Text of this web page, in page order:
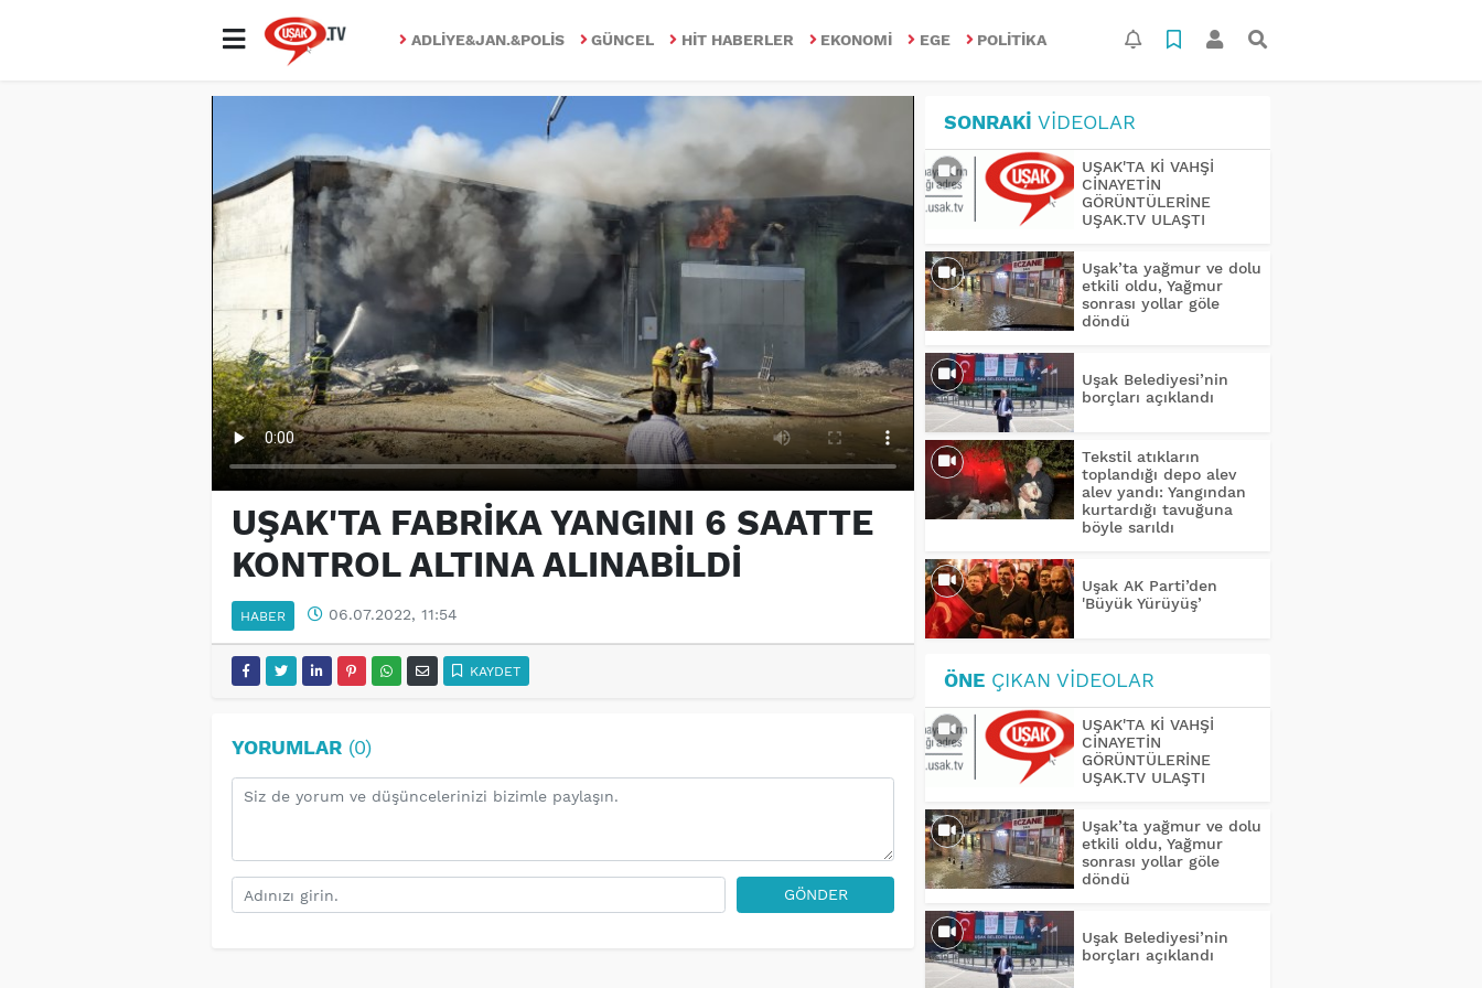
ADLIYE&JAN.&POLIS GÜNCEL HIT HABERLER EKONOMI EGE POLITIKA
UŞAK'TA FABRİKA YANGINI 6 SAATTE
KONTROL ALTINA ALINABİLDİ
HABER 06.07.2022, 11:54
KAYDET
YORUMLAR(0)
GÖNDER
SONRAKİ VİDEOLAR
UŞAK'TA Kİ VAHŞİ
CİNAYETİN
GÖRÜNTÜLERİNE
UŞAK.TV ULAŞTI
Uşak’ta yağmur ve dolu
etkili oldu, Yağmur
sonrası yollar göle
döndü
Uşak Belediyesi’nin
borçları açıklandı
Tekstil atıkların
toplandığı depo alev
alev yandı: Yangından
kurtardığı tavuğuna
böyle sarıldı
Uşak AK Parti’den
'Büyük Yürüyüş’
ÖNE ÇIKAN VİDEOLAR
UŞAK'TA Kİ VAHŞİ
CİNAYETİN
GÖRÜNTÜLERİNE
UŞAK.TV ULAŞTI
Uşak’ta yağmur ve dolu
etkili oldu, Yağmur
sonrası yollar göle
döndü
Uşak Belediyesi’nin
borçları açıklandı